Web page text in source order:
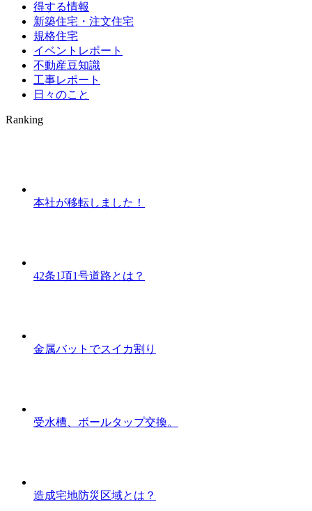
得する情報
新築住宅・注文住宅
規格住宅
イベントレポート
不動産豆知識
工事レポート
日々のこと
Ranking
本社が移転しました！
42条1項1号道路とは？
金属バットでスイカ割り
受水槽、ボールタップ交換。
造成宅地防災区域とは？